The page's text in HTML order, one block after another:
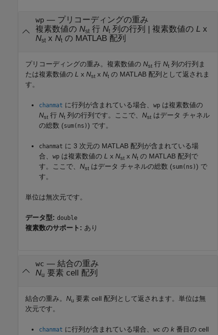
wp — プリコーディングの重み
複素数値の Nst行 Nt列の行列 | 複素数値の L x
Nstx Ntの MATLAB 配列
プリコーディングの重み。複素数値の Nst 行 Nt 列の行列ま
たは複素数値の L x Nst x Nt の MATLAB 配列として返されま
す。
chanmat に行列が含まれている場合、 wp は複素数値の
Nst 行 Nt 列の行列です。ここで、 Nst はデータ チャネル
の総数 (sum(ns)) です。
chanmat に 3 次元の MATLAB 配列が含まれている場
合、 wp は複素数値の L x Nst x Nt の MATLAB 配列で
す。ここで、 Nst はデータ チャネルの総数 (sum(ns)) で
す。
単位は無次元です。
データ型: double
複素数のサポート: あり
wc — 結合の重み
Nu 要素 cell 配列
結合の重み。 Nu 要素 cell 配列として返されます。単位は無
次元です。
chanmat に行列が含まれている場合、 wc の k 番目の cell